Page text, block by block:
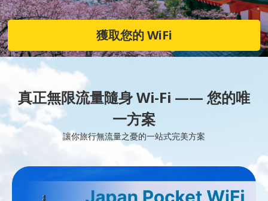
獲取您的 WiFi
真正無限流量隨身 Wi-Fi —— 您的唯
一方案
讓你旅行無流量之憂的一站式完美方案